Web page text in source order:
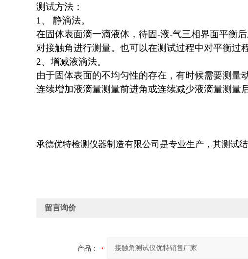
测试方法：
1、 静滴法。
在固体表面滴一滴液体，待固-液-气三相界面平衡
对接触角进行测量。也可以在测试过程中对平衡过
2、增减液滴法。
由于固体表面的不均匀性的存在，有时候需要测量
连续增加液滴量测量前进角或连续减少液滴量测量
承德优特检测仪器制造有限公司是专业生产 ，其测试
留言询价
产品：